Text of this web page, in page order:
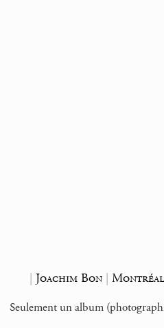
| Joachim Bon| Montréal
Seulement un album